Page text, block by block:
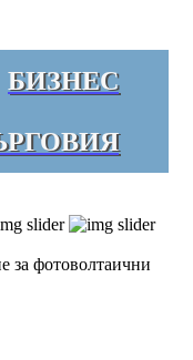
БИЗНЕС
за фотоволтаични